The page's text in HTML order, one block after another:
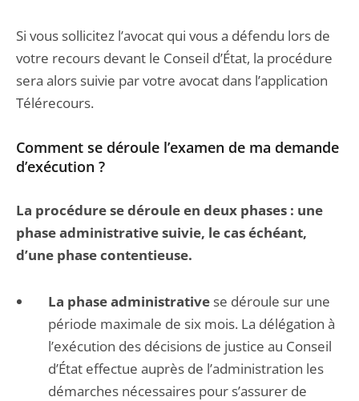
Si vous sollicitez l’avocat qui vous a défendu lors de
votre recours devant le Conseil d’État, la procédure
sera alors suivie par votre avocat dans l’application
Télérecours.
Comment se déroule l’examen de ma demande
d’exécution ?
La procédure se déroule en deux phases : une
phase administrative suivie, le cas échéant,
d’une phase contentieuse.
La phase administrative se déroule sur une
période maximale de six mois. La délégation à
l’exécution des décisions de justice au Conseil
d’État effectue auprès de l’administration les
démarches nécessaires pour s’assurer de